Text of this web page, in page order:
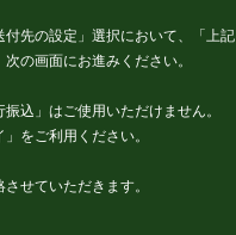
先の設定」選択において、「上記
の画面にお進みください。
込」はご使用いただけません。
をご利用ください。
せていただきます。